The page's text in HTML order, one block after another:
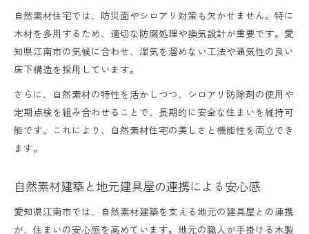
自然素材住宅では、防災面やシロアリ対策も欠かせません。特に
木材を多用するため、適切な防腐処理や換気設計が重要です。愛
知県江南市の気候に合わせ、湿気を溜めない工法や通気性の良い
床下構造を採用しています。
さらに、自然素材の特性を活かしつつ、シロアリ防除剤の使用や
定期点検を組み合わせることで、長期的に安全な住まいを維持可
能です。これにより、自然素材住宅の美しさと機能性を両立でき
ます。
自然素材建築と地元建具屋の連携による安心感
愛知県江南市では、自然素材建築を支える地元の建具屋との連携
が、住まいの安心感を高めています。地元の職人が手掛ける木製